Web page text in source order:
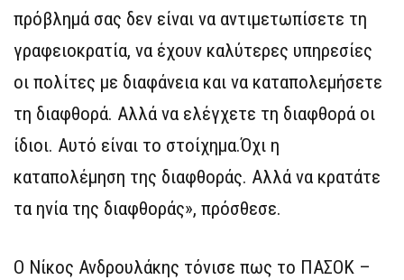
πρόβλημά σας δεν είναι να αντιμετωπίσετε τη
γραφειοκρατία, να έχουν καλύτερες υπηρεσίες
οι πολίτες με διαφάνεια και να καταπολεμήσετε
τη διαφθορά. Αλλά να ελέγχετε τη διαφθορά οι
ίδιοι. Αυτό είναι το στοίχημα.Όχι η
καταπολέμηση της διαφθοράς. Αλλά να κρατάτε
τα ηνία της διαφθοράς», πρόσθεσε.
Ο Νίκος Ανδρουλάκης τόνισε πως το ΠΑΣΟΚ –